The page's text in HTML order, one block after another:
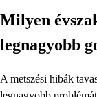
Milyen
legnagyobb
A metszési hibák